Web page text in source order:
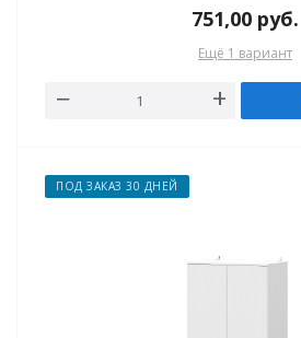
751,00 руб.
Ещё 1 вариант
ПОД ЗАКАЗ 30 ДНЕЙ